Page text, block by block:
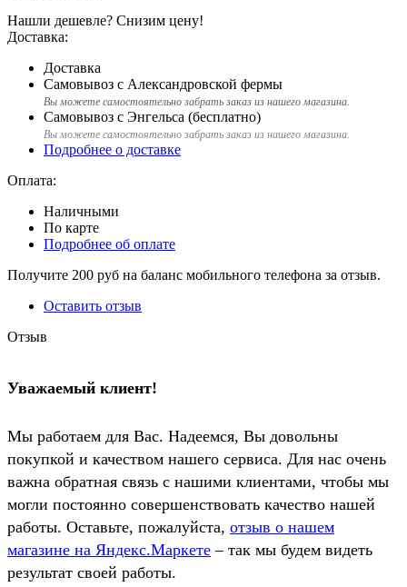
Нашли дешевле? Снизим цену!
Доставка:
Доставка
Самовывоз с Александровской фермы
Вы можете самостоятельно забрать заказ из нашего магазина.
Самовывоз с Энгельса (бесплатно)
Вы можете самостоятельно забрать заказ из нашего магазина.
Подробнее о доставке
Оплата:
Наличными
По карте
Подробнее об оплате
Получите 200 руб на баланс мобильного телефона за отзыв.
Оставить отзыв
Отзыв
Уважаемый клиент!
Мы работаем для Вас. Надеемся, Вы довольны
покупкой и качеством нашего сервиса. Для нас очень
важна обратная связь с нашими клиентами, чтобы мы
могли постоянно совершенствовать качество нашей
работы. Оставьте, пожалуйста, отзыв о нашем
магазине на Яндекс.Маркете – так мы будем видеть
результат своей работы.